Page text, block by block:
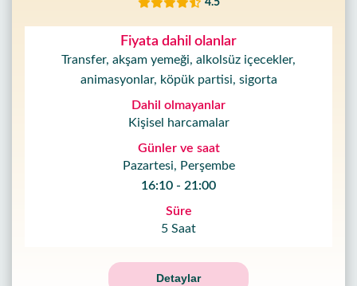
Sunduklarımız
Fiyata dahil olanlar
Transfer, akşam yemeği, alkolsüz içecekler,
animasyonlar, köpük partisi, sigorta
Dahil olmayanlar
Kişisel harcamalar
Günler ve saat
Pazartesi, Perşembe
16:10 - 21:00
Süre
5 Saat
Detaylar